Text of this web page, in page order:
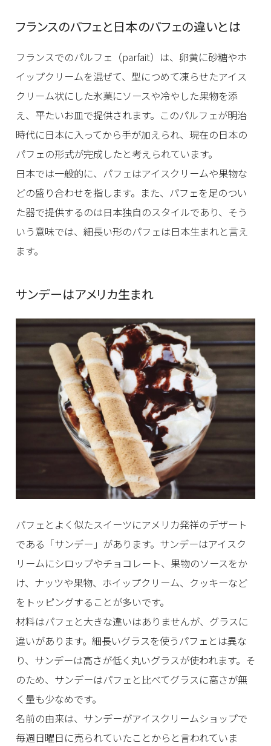
フランスのパフェと日本のパフェの違いとは
フランスでのパルフェ（parfait）は、卵黄に砂糖やホ
イップクリームを混ぜて、型につめて凍らせたアイス
クリーム状にした氷菓にソースや冷やした果物を添
え、平たいお皿で提供されます。このパルフェが明治
時代に日本に入ってから手が加えられ、現在の日本の
パフェの形式が完成したと考えられています。
日本では一般的に、パフェはアイスクリームや果物な
どの盛り合わせを指します。また、パフェを足のつい
た器で提供するのは日本独自のスタイルであり、そう
いう意味では、細長い形のパフェは日本生まれと言え
ます。
サンデーはアメリカ生まれ
パフェとよく似たスイーツにアメリカ発祥のデザート
である「サンデー」があります。サンデーはアイスク
リームにシロップやチョコレート、果物のソースをか
け、ナッツや果物、ホイップクリーム、クッキーなど
をトッピングすることが多いです。
材料はパフェと大きな違いはありませんが、グラスに
違いがあります。細長いグラスを使うパフェとは異な
り、サンデーは高さが低く丸いグラスが使われます。そ
のため、サンデーはパフェと比べてグラスに高さが無
く量も少なめです。
名前の由来は、サンデーがアイスクリームショップで
毎週日曜日に売られていたことからと言われていま